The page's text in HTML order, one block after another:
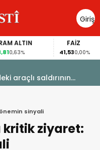
Giriş
Yap
ALTIN
0,63%
FAİZ
41,530,00%
araçlı saldırının
sinyali
kritik ziyaret: